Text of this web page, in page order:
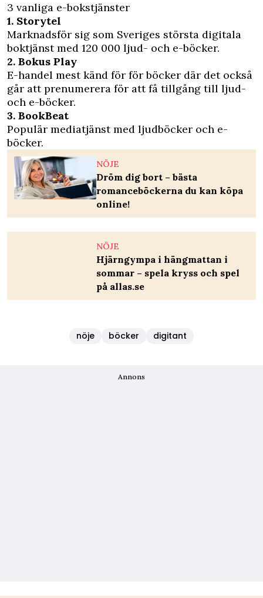
3 vanliga e-bokstjänster
1. Storytel
Marknadsför sig som Sveriges största digitala
boktjänst med 120 000 ljud- och e-böcker.
2. Bokus Play
E-handel mest känd för för böcker där det också
går att prenumerera för att få tillgång till ljud-
och e-böcker.
3. BookBeat
Populär mediatjänst med ljudböcker och e-
böcker.
NÖJE
Dröm dig bort – bästa
romanceböckerna du kan köpa
online!
NÖJE
Hjärngympa i hängmattan i
sommar – spela kryss och spel
på allas.se
nöje böcker digitant
Annons